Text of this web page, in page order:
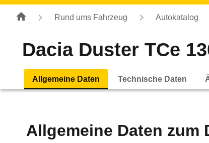
Rund ums Fahrzeug Autokatalog
Dacia Duster TCe
Allgemeine Daten Technische Daten
Allgemeine Daten zum